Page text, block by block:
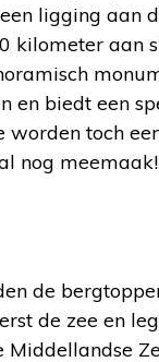
ligging aan
kilometer aan
en biedt een
toch
nog
de
de zee en